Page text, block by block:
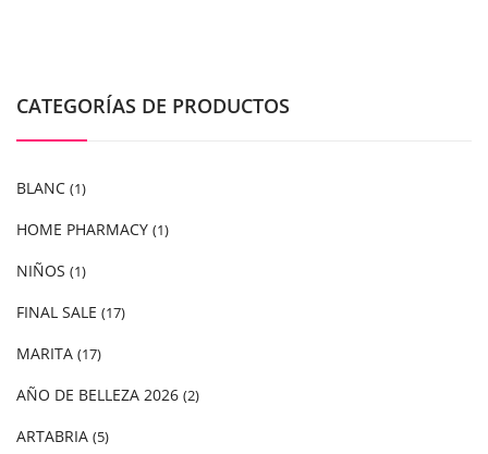
CATEGORÍAS DE PRODUCTOS
BLANC (1)
HOME PHARMACY (1)
NIÑOS (1)
FINAL SALE (17)
MARITA (17)
AÑO DE BELLEZA 2026 (2)
ARTABRIA (5)